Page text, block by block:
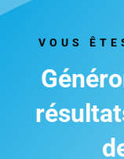
VOUS